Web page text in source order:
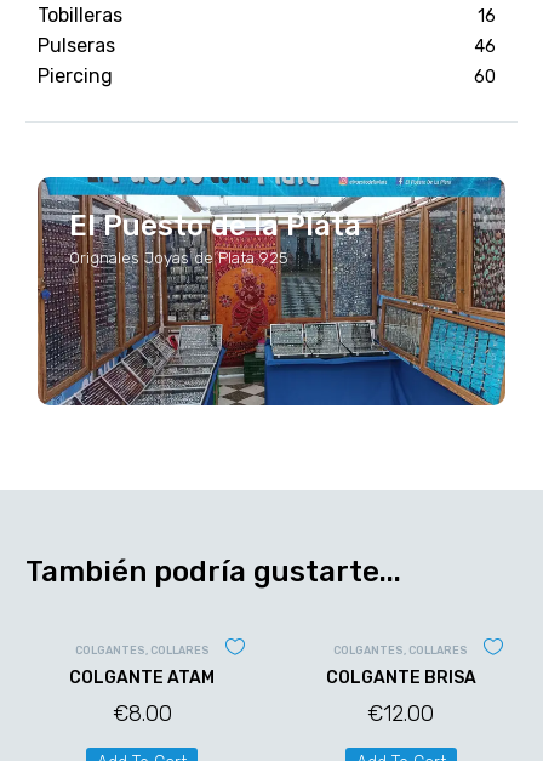
Tobilleras 16
Pulseras 46
Piercing 60
El Puesto de la Plata
Orignales Joyas de Plata 925
También podría gustarte...
COLGANTES COLLARES
COLGANTE ATAM
€8.00
COLGANTES COLLARES
COLGANTE BRISA
€12.00